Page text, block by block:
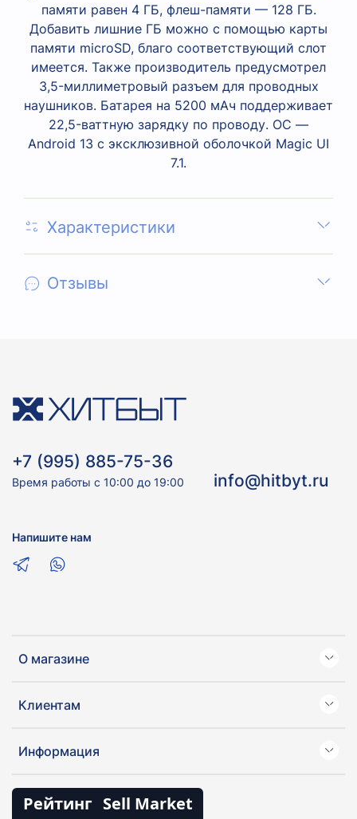
памяти равен 4 ГБ, флеш-памяти — 128 ГБ.
Добавить лишние ГБ можно с помощью карты
памяти microSD, благо соответствующий слот
имеется. Также производитель предусмотрел
3,5-миллиметровый разъем для проводных
наушников. Батарея на 5200 мАч поддерживает
22,5-ваттную зарядку по проводу. ОС —
Android 13 с эксклюзивной оболочкой Magic UI
7.1.
Характеристики
Отзывы
О магазине
Клиентам
Информация
Рейтинг Sell Market
+7 (995) 885-75-36
Время работы с 10:00 до 19:00 info@hitbyt.ru
Напишите нам